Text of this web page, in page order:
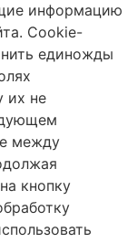
Attribution 4.0
/ «Ecosystem
информацию
Cookie-
единожды
их не
между
кнопку